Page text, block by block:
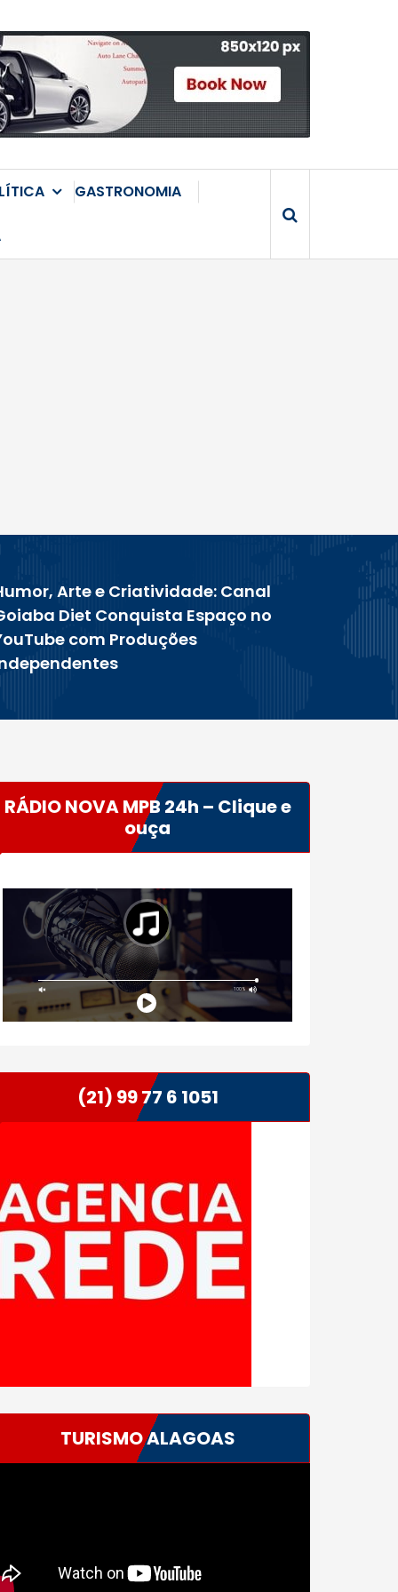
GASTRONOMIA
Arte e Criatividade: Canal
Diet Conquista Espaço no
com Produções
RÁDIO NOVA MPB 24h – Clique e
ouça
(21) 99 77 6 1051
TURISMO ALAGOAS